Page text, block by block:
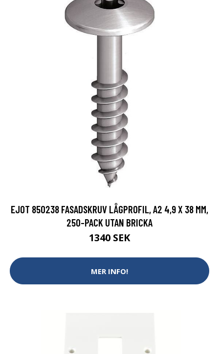
EJOT 850238 FASADSKRUV LÅGPROFIL, A2 4,9 X 38 MM,
250-PACK UTAN BRICKA
1340 SEK
MER INFO!